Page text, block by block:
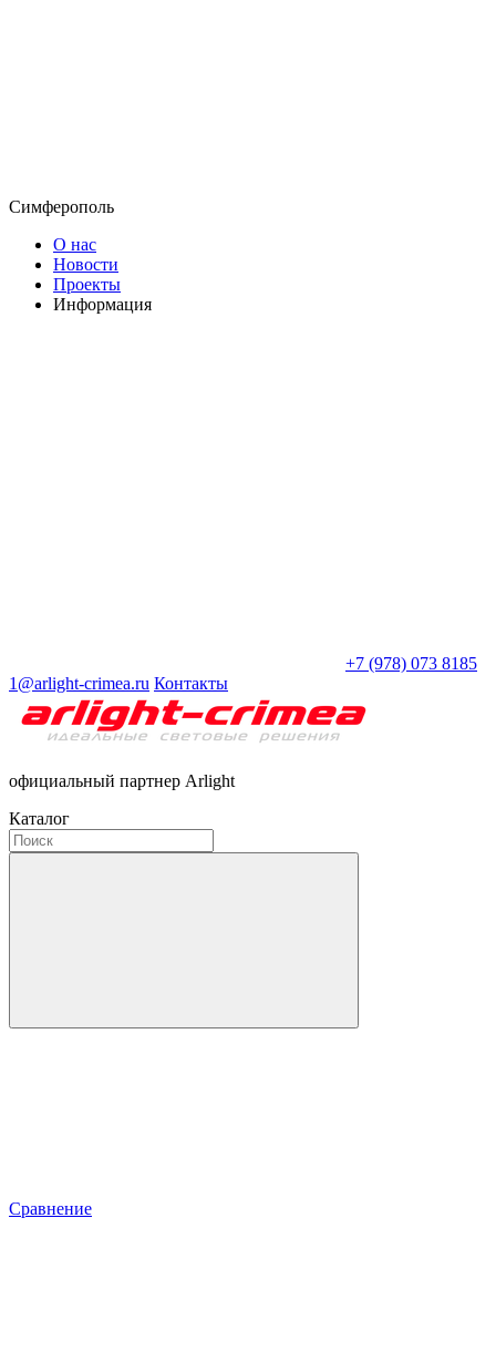
Симферополь
О нас
Новости
Проекты
Информация
+7 (978) 073 8185
1@arlight-crimea.ru Контакты
официальный партнер Arlight
Каталог
Сравнение